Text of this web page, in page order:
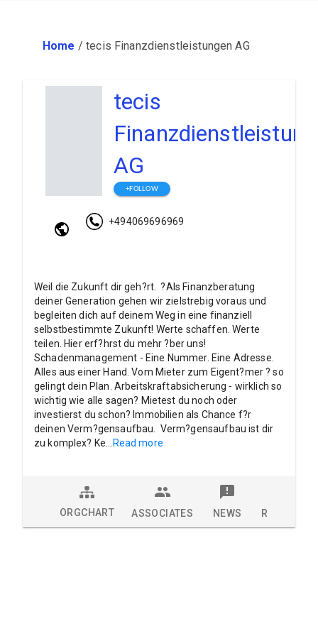
Home /tecis Finanzdienstleistungen AG
tecis
AG
+FOLLOW
+494069696969
Weil die Zukunft dir geh?rt. ?Als Finanzberatung
deiner Generation gehen wir zielstrebig voraus und
begleiten dich auf deinem Weg in eine finanziell
selbstbestimmte Zukunft! Werte schaffen. Werte
teilen. Hier erf?hrst du mehr ?ber uns!
Schadenmanagement - Eine Nummer. Eine Adresse.
Alles aus einer Hand. Vom Mieter zum Eigent?mer ? so
gelingt dein Plan. Arbeitskraftabsicherung - wirklich so
wichtig wie alle sagen? Mietest du noch oder
investierst du schon? Immobilien als Chance f?r
deinen Verm?gensaufbau. Verm?gensaufbau ist dir
zu komplex? Ke
Read more
ORGCHART ASSOCIATES NEWS RESEARCH